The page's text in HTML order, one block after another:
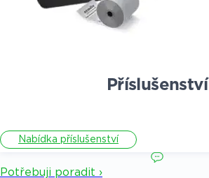
Příslušenství
Nabídka příslušenství
Potřebuji poradit ›